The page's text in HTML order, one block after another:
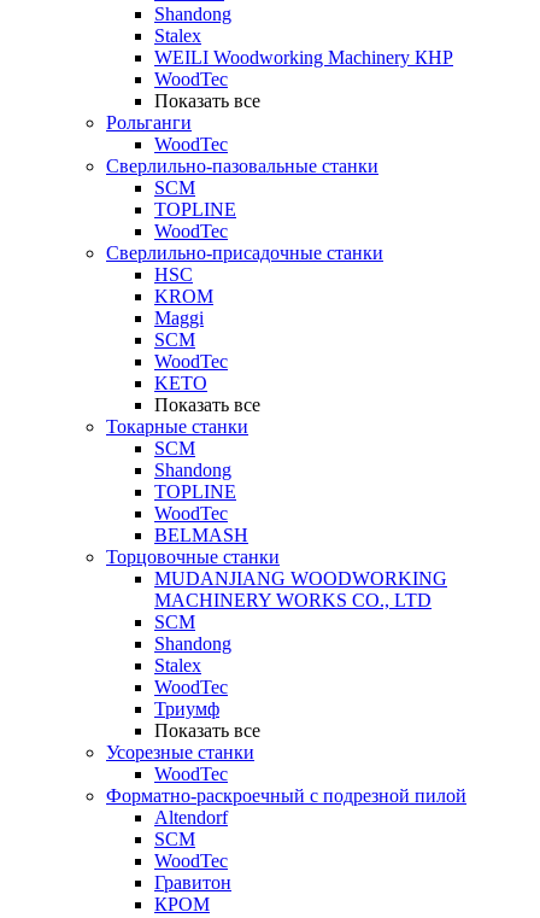
Shandong
Stalex
WEILI Woodworking Machinery КНР
WoodTec
Показать все
Рольганги
WoodTec
Сверлильно-пазовальные станки
SCM
TOPLINE
WoodTec
Сверлильно-присадочные станки
HSC
KROM
Maggi
SCM
WoodTec
KETO
Показать все
Токарные станки
SCM
Shandong
TOPLINE
WoodTec
BELMASH
Торцовочные станки
MUDANJIANG WOODWORKING
MACHINERY WORKS CO., LTD
SCM
Shandong
Stalex
WoodTec
Триумф
Показать все
Усорезные станки
WoodTec
Форматно-раскроечный с подрезной пилой
Altendorf
SCM
WoodTec
Гравитон
КРОМ